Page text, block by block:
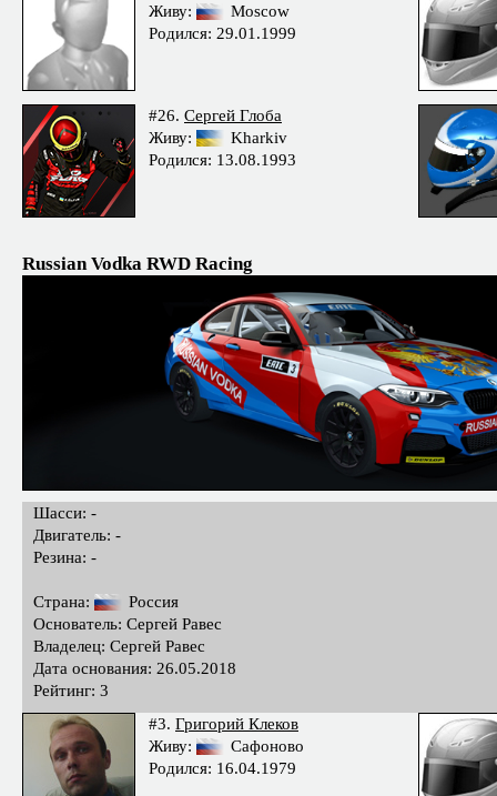
Живу:
Moscow
Родился: 29.01.1999
#26. Сергей Глоба
Живу:
Kharkiv
Родился: 13.08.1993
Russian Vodka RWD Racing
Шасси: -
Двигатель: -
Резина: -
Страна:
Россия
Основатель: Сергей Равес
Владелец: Сергей Равес
Дата основания: 26.05.2018
Рейтинг: 3
#3. Григорий Клеков
Живу:
Сафоново
Родился: 16.04.1979